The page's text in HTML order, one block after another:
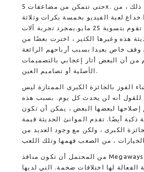
حتى تتمكن من مضاعفات 5x. بالإضافة إلى ذلك ، من
لعبة الفيديو بخمسة بكرات وثلاثة
صفوف ، وقد تقوم بتسوية 25 مايو.بمجرد تجربة آلات
هذه وغيرها الكثير ، اخترت بعضًا من
وقف خاص بعيدا بسبب أرباحهم الرائعة
من أن البعض أثار إعجابي بالتصميمات
الفوز بالجائزة الكبرى الممتازة ليس
للقول أنه لن يحدث كل يوم. بسبب هذه
إصلاحها لبعضها البعض ، يمكن أن تكون
ذكية أيضًا. تقدم الموانئ الحديثة قيمة
الكبرى ، ولكن مع وجود العديد من
من المحتمل أن تكون منافذ Megaways مربكة ، لأن
لها اختلافات ضخمة. التي لديها